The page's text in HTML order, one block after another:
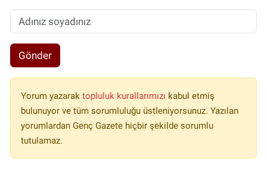
Gönder
Yorum yazarak topluluk kurallarımızı kabul etmiş
bulunuyor ve tüm sorumluluğu üstleniyorsunuz. Yazılan
yorumlardan Genç Gazete hiçbir şekilde sorumlu
tutulamaz.